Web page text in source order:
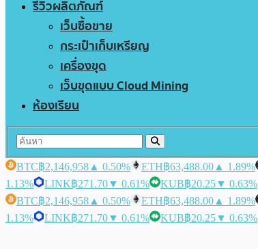
รีวิวผลิตภัณฑ์
เว็บซื้อขาย
กระเป๋าเก็บเหรียญ
เครื่องขุด
เว็บขุดแบบ Cloud Mining
ห้องเรียน
BTC฿2,146,958 ▲ 0.50% ETH฿63,488.00 ▲ 1.89%
1.13%
LINK฿271.70▼ 0.61% KUB฿20.25▼ 0.63%
BTC฿2,146,958 ▲ 0.50% ETH฿63,488.00 ▲ 1.89%
1.13%
LINK฿271.70▼ 0.61% KUB฿20.25▼ 0.63%